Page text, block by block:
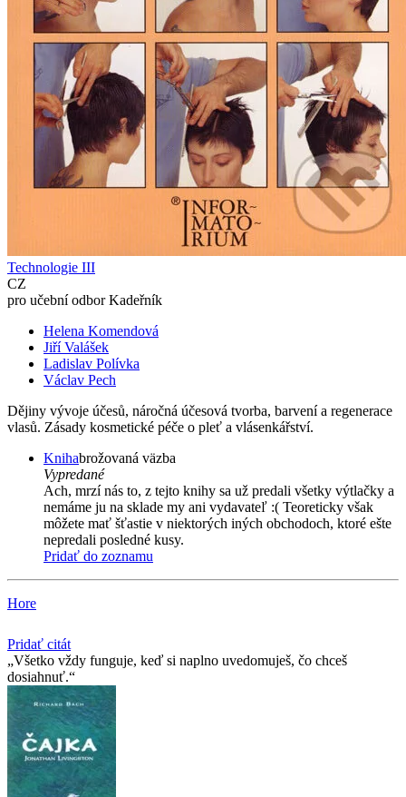
Technologie III
CZ
pro učební odbor Kadeřník
Helena Komendová
Jiří Valášek
Ladislav Polívka
Václav Pech
Dějiny vývoje účesů, náročná účesová tvorba, barvení a regenerace
vlasů. Zásady kosmetické péče o pleť a vlásenkářství.
Knihabrožovaná väzba
Vypredané
Ach, mrzí nás to, z tejto knihy sa už predali všetky výtlačky a
nemáme ju na sklade my ani vydavateľ :( Teoreticky však
môžete mať šťastie v niektorých iných obchodoch, ktoré ešte
nepredali posledné kusy.
Pridať do zoznamu
Hore
Pridať citát
Všetko vždy funguje, keď si naplno uvedomuješ, čo chceš
dosiahnuť.